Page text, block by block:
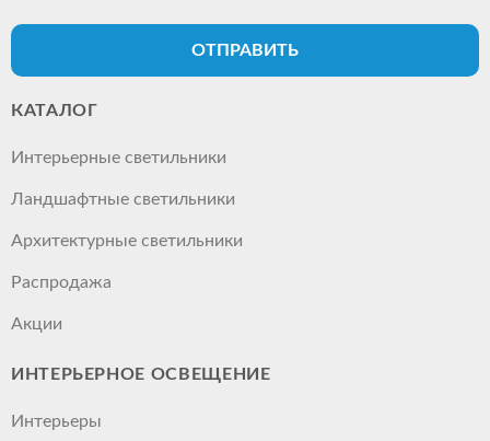
ОТПРАВИТЬ
КАТАЛОГ
Интерьерные светильники
Ландшафтные светильники
Архитектурные светильники
Распродажа
Акции
ИНТЕРЬЕРНОЕ ОСВЕЩЕНИЕ
Интерьеры